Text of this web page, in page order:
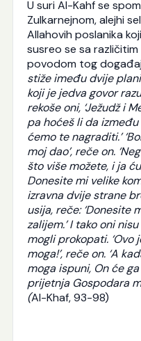
U suri Al-Kahf se
Zulkarnejnom, alejhi
Allahovih poslanika
susreo se sa
povodom tog
stiže imeđu dvije
koji je jedva govor
rekoše oni, ‘Ježudž i
pa hoćeš li da
ćemo te nagraditi.’
moj dao’, reče on.
što više možete, i ja
Donesite mi velike
izravna dvije strane
usija, reče: ‘Donesite
zalijem.’ I tako oni
mogli prokopati.
moga!’, reče on. ‘A
moga ispuni, On će
prijetnja Gospodara
(Al-Khaf, 93-98)